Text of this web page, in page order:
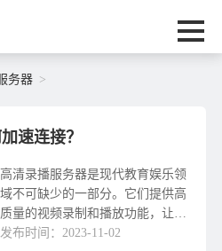
务器
速连接？
高清录播服务器是现代教育娱乐领
域不可缺少的一部分。它们提供高
质量的视频录制和播放功能，让用
户随时随地观看自己喜欢的内容。
发布时间：2023-11-02